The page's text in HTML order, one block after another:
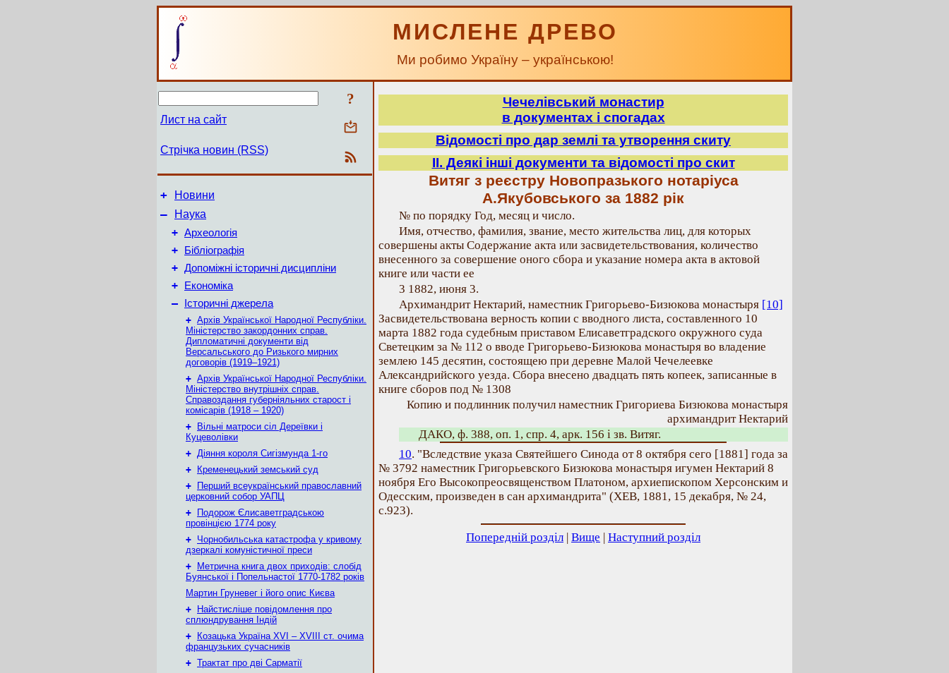
МИСЛЕНЕ ДРЕВО
Ми робимо Україну – українською!
?
Лист на сайт
Стрічка новин (RSS)
+ Новини
–
Наука
+ Археологія
+ Бібліографія
+ Допоміжні історичні дисципліни
+ Економіка
– Історичні джерела
+ Архів Української Народної Республіки.
Міністерство закордонних справ.
Дипломатичні документи від
Версальського до Ризького мирних
договорів (1919–1921)
+ Архів Української Народної Республіки.
Міністерство внутрішніх справ.
Справоздання губерніяльних старост і
комісарів (1918 – 1920)
+
Вільні матроси сіл Дереївки і
Куцеволівки
+ Діяння короля Сигізмунда 1-го
+
Кременецький земський суд
+
Перший всеукраїнський православний
церковний собор УАПЦ
+
Подорож Єлисаветградською
провінцією 1774 року
+ Чорнобильська катастрофа у кривому
дзеркалі комуністичної преси
+
Метрична книга двох приходів: слобід
Буянської і Попельнастої 1770-1782 років
Мартин Груневег і його опис Києва
+
Найстисліше повідомлення про
сплюндрування Індій
+
Козацька Україна ХVІ – ХVІІІ ст. очима
французьких сучасників
+ Трактат про дві Сарматії
Чечелівський монастир
в документах і спогадах
Відомості про дар землі та утворення скиту
ІІ. Деякі інші документи та відомості про скит
Витяг з реєстру Новопразького нотаріуса
А.Якубовського за 1882 рік
№ по порядку Год, месяц и число.
Имя, отчество, фамилия, звание, место жительства лиц, для которых
совершены акты Содержание акта или засвидетельствования, количество
внесенного за совершение оного сбора и указание номера акта в актовой
книге или части ее
3 1882, июня 3.
Архимандрит Нектарий, наместник Григорьево-Бизюкова монастыря [10]
Засвидетельствована верность копии с вводного листа, составленного 10
марта 1882 года судебным приставом Елисаветградского окружного суда
Светецким за № 112 о вводе Григорьево-Бизюкова монастыря во владение
землею 145 десятин, состоящею при деревне Малой Чечелеевке
Александрийского уезда. Сбора внесено двадцать пять копеек, записанные в
книге сборов под № 1308
Копию и подлинник получил наместник Григориева Бизюкова монастыря
архимандрит Нектарий
ДАКО, ф. 388, оп. 1, спр. 4, арк. 156 і зв. Витяг.
10. "Вследствие указа Святейшего Синода от 8 октября сего [1881] года за
№ 3792 наместник Григорьевского Бизюкова монастыря игумен Нектарий 8
ноября Его Высокопреосвященством Платоном, архиепископом Херсонским и
Одесским, произведен в сан архимандрита" (ХЕВ, 1881, 15 декабря, № 24,
с.923).
Попередній розділ | Вище | Наступний розділ